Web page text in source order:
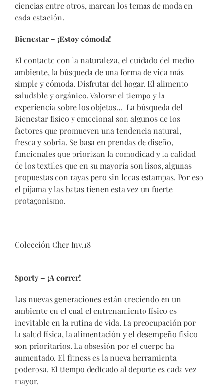
ciencias entre otros, marcan los temas de moda en
cada estación.
Bienestar – ¡Estoy cómoda!
El contacto con la naturaleza, el cuidado del medio
ambiente, la búsqueda de una forma de vida más
simple y cómoda. Disfrutar del hogar. El alimento
saludable y orgánico. Valorar el tiempo y la
experiencia sobre los objetos… La búsqueda del
Bienestar físico y emocional son algunos de los
factores que promueven una tendencia natural,
fresca y sobria. Se basa en prendas de diseño,
funcionales que priorizan la comodidad y la calidad
de los textiles que en su mayoría son lisos, algunas
propuestas con rayas pero sin locas estampas. Por eso
el pijama y las batas tienen esta vez un fuerte
protagonismo.
Colección Cher Inv.18
Sporty – ¡A correr!
Las nuevas generaciones están creciendo en un
ambiente en el cual el entrenamiento físico es
inevitable en la rutina de vida. La preocupación por
la salud física, la alimentación y el desempeño físico
son prioritarios. La obsesión por el cuerpo ha
aumentado. El fitness es la nueva herramienta
poderosa. El tiempo dedicado al deporte es cada vez
mayor.